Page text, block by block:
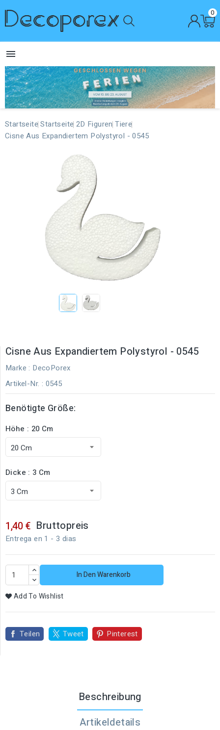
0

Startseite Startseite 2D Figuren Tiere
Cisne Aus Expandiertem Polystyrol - 0545
Cisne Aus Expandiertem Polystyrol - 0545
Marke : DecoPorex
Artikel-Nr. : 0545
Benötigte Größe:
Höhe : 20 Cm
Dicke : 3 Cm
1,40 € Bruttopreis
Entrega en 1 - 3 dias
In Den Warenkorb
Add To Wishlist
Teilen Tweet Pinterest
Beschreibung
Artikeldetails